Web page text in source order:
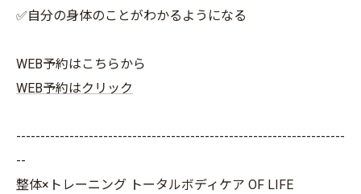
✅自分の身体のことがわかるようになる
WEB予約はこちらから
WEB予約はクリック
--------------------------------------------------------------------
--
整体×トレーニング トータルボディケア OF LIFE